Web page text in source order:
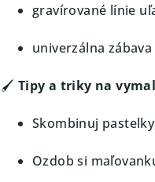
gravírované línie
univerzálna
🖌️ Tipy a triky na
Skombinuj
Ozdob si